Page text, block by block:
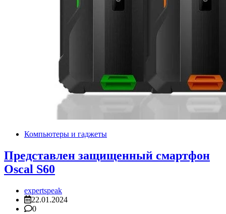
Компьютеры и гаджеты
Представлен защищенный смартфон
Oscal S60
expertspeak
22.01.2024
0